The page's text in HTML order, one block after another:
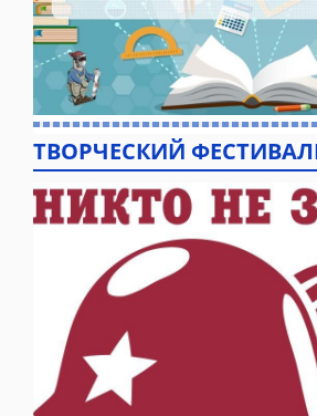
ТВОРЧЕСКИЙ